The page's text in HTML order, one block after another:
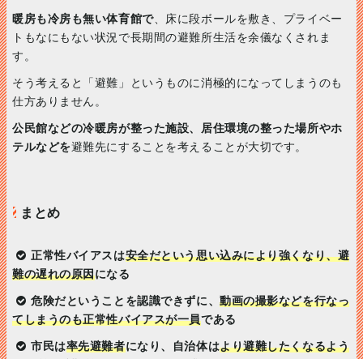
暖房も冷房も無い体育館で、床に段ボールを敷き、プライベー
トもなにもない状況で長期間の避難所生活を余儀なくされま
す。
そう考えると「避難」というものに消極的になってしまうのも
仕方ありません。
公民館などの冷暖房が整った施設、居住環境の整った場所やホ
テルなどを避難先にすることを考えることが大切です。
まとめ
正常性バイアスは安全だという思い込みにより強くなり、避
難の遅れの原因になる
危険だということを認識できずに、動画の撮影などを行なっ
てしまうのも正常性バイアスが一員である
市民は率先避難者になり、自治体はより避難したくなるよう